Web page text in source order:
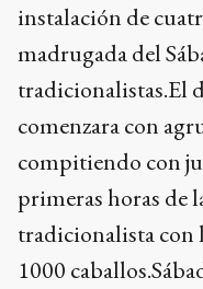
instalación de
madrugada del
tradicionalistas.El
comenzara con
compitiendo con
primeras horas de
tradicionalista con
1000